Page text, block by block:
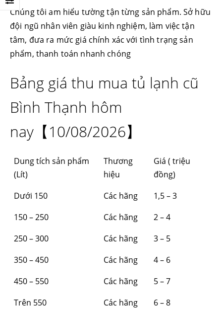
Chúng tôi am hiểu tường tận từng sản phẩm. Sở hữu
đội ngũ nhân viên giàu kinh nghiệm, làm việc tận
tâm, đưa ra mức giá chính xác với tình trạng sản
phẩm, thanh toán nhanh chóng
Bảng giá thu mua tủ lạnh cũ
Bình Thạnh hôm
nay【10/08/2026】
Dung tích sản phẩm
(Lít)
Thương
hiệu
Giá ( triệu
đồng)
Dưới 150
Các hãng
1,5 – 3
150 – 250
Các hãng
2 – 4
250 – 300
Các hãng
3 – 5
350 – 450
Các hãng
4 – 6
450 – 550
Các hãng
5 – 7
Trên 550
Các hãng
6 – 8